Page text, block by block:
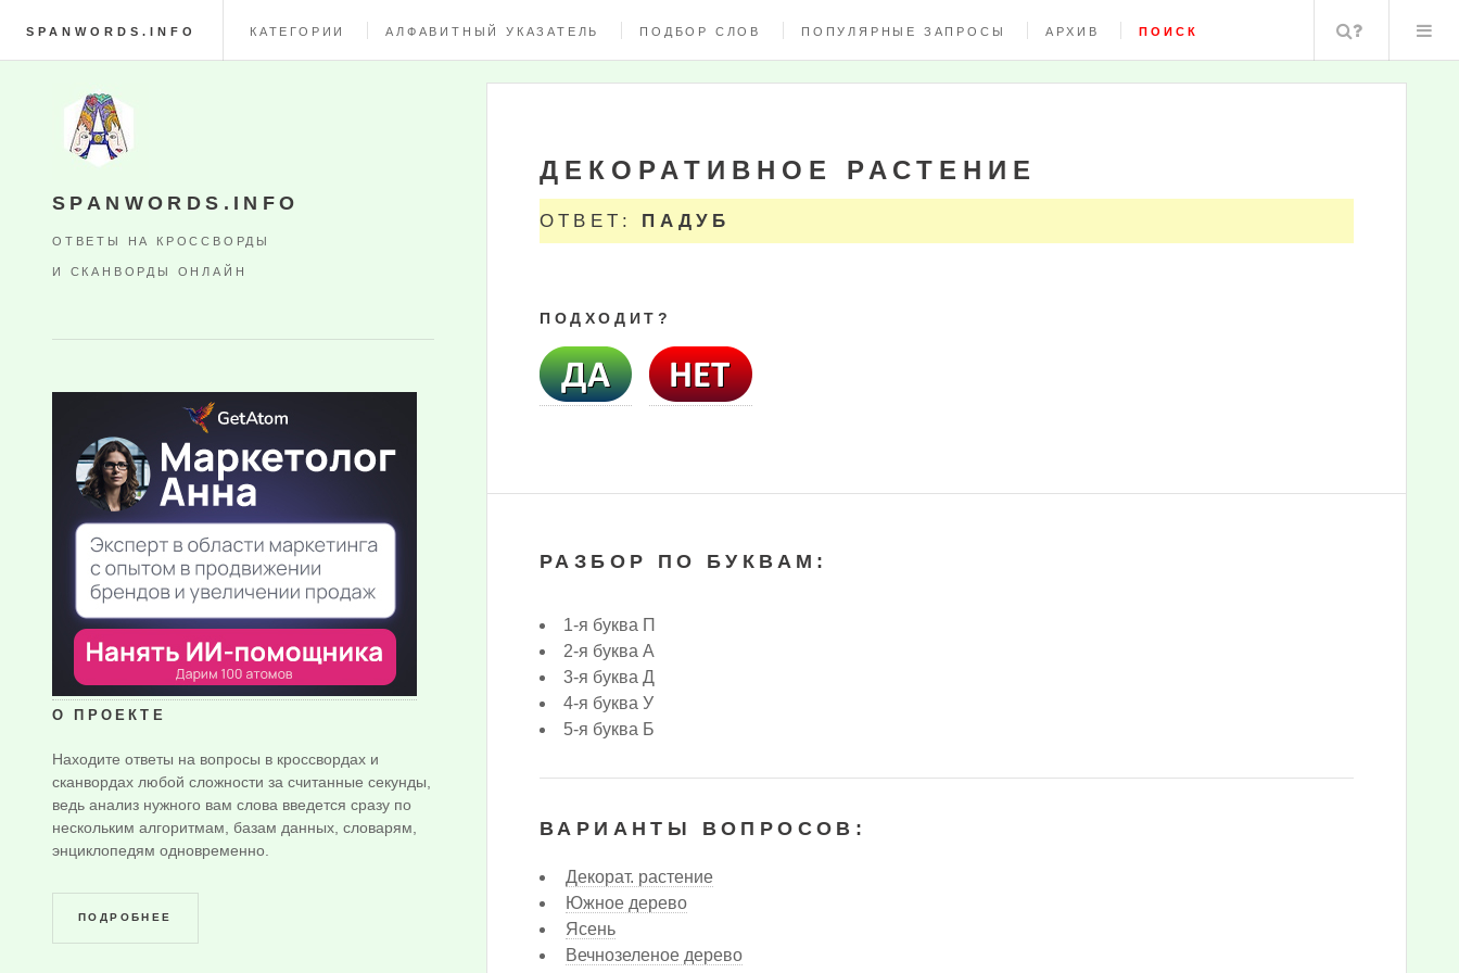
SPANWORDS.INFO КАТЕГОРИИ АЛФАВИТНЫЙ УКАЗАТЕЛЬ ПОДБОР СЛОВ ПОПУЛЯРНЫЕ ЗАПРОСЫ АРХИВ ПОИСК Поиск
ДЕКОРАТИВНОЕ РАСТЕНИЕ
ОТВЕТ: ПАДУБ
ПОДХОДИТ?
РАЗБОР ПО БУКВАМ:
1-я буква П
2-я буква А
3-я буква Д
4-я буква У
5-я буква Б
ВАРИАНТЫ ВОПРОСОВ:
Декорат. растение
Южное дерево
Ясень
Вечнозеленое дерево
SPANWORDS.INFO
ОТВЕТЫ НА КРОССВОРДЫ
И СКАНВОРДЫ ОНЛАЙН
О ПРОЕКТЕ
Находите ответы на вопросы в кроссвордах и
сканвордах любой сложности за считанные секунды,
ведь анализ нужного вам слова введется сразу по
нескольким алгоритмам, базам данных, словарям,
энциклопедям одновременно.
ПОДРОБНЕЕ